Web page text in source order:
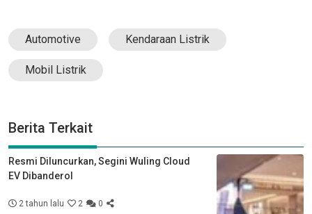
Automotive Kendaraan Listrik
Mobil Listrik
Berita Terkait
Resmi Diluncurkan, Segini Wuling Cloud
EV Dibanderol
2 tahun lalu 2 0